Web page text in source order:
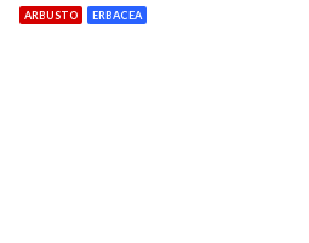
ARBUSTO ERBACEA